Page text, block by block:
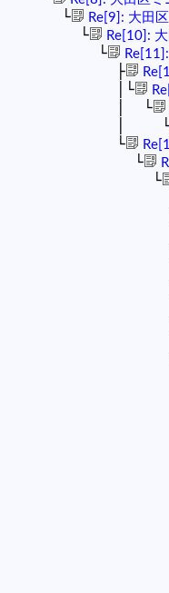
Re[9]: 大田
Re[10]:
└